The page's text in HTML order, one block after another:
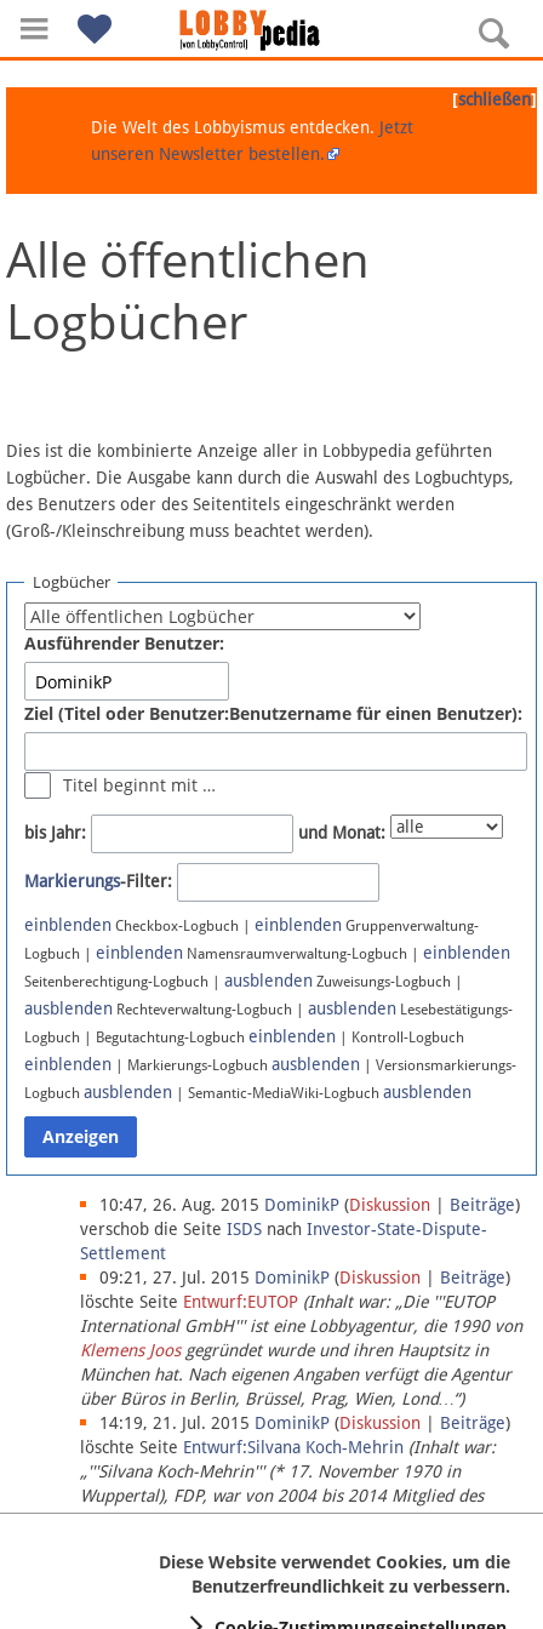
Navigation
Über Lobbypedia
Artikel nach Kategorien
FAQ
Fördermitglied werden
Fehler melden
Newsletter
Bluesky
Facebook
Instagram
Anmelden
Datenschutz
Über Lobbypedia
Impressum
[schließen]
Die Welt des Lobbyismus entdecken. Jetzt
unseren Newsletter bestellen.
Alle öffentlichen
Logbücher
Dies ist die kombinierte Anzeige aller in Lobbypedia geführten
Logbücher. Die Ausgabe kann durch die Auswahl des Logbuchtyps,
des Benutzers oder des Seitentitels eingeschränkt werden
(Groß-/Kleinschreibung muss beachtet werden).
Logbücher
Ausführender Benutzer:
Ziel (Titel oder Benutzer:Benutzername für einen Benutzer):
Titel beginnt mit …
bis Jahr: und Monat:
Markierungs-Filter:
einblenden Checkbox-Logbuch | einblenden Gruppenverwaltung-
Logbuch | einblenden Namensraumverwaltung-Logbuch | einblenden
Seitenberechtigung-Logbuch | ausblenden Zuweisungs-Logbuch |
ausblenden Rechteverwaltung-Logbuch | ausblenden Lesebestätigungs-
Logbuch | Begutachtung-Logbuch einblenden | Kontroll-Logbuch
einblenden | Markierungs-Logbuch ausblenden | Versionsmarkierungs-
Logbuch ausblenden | Semantic-MediaWiki-Logbuch ausblenden
10:47, 26. Aug. 2015 DominikP (Diskussion Beiträge)
verschob die Seite ISDS nach Investor-State-Dispute-
Settlement
09:21, 27. Jul. 2015 DominikP (Diskussion Beiträge)
löschte Seite Entwurf:EUTOP (Inhalt war: „Die '''EUTOP
International GmbH''' ist eine Lobbyagentur, die 1990 von
Klemens Joosgegründet wurde und ihren Hauptsitz in
München hat. Nach eigenen Angaben verfügt die Agentur
über Büros in Berlin, Brüssel, Prag, Wien, Lond…“)
14:19, 21. Jul. 2015 DominikP (Diskussion Beiträge)
löschte Seite Entwurf:Silvana Koch-Mehrin (Inhalt war:
„'''Silvana Koch-Mehrin''' (* 17. November 1970 in
Wuppertal), FDP, war von 2004 bis 2014 Mitglied des
Europäischen Parlaments, seit November 2014 ist sie für
Diese Website verwendet Cookies, um die
Benutzerfreundlichkeit zu verbessern.